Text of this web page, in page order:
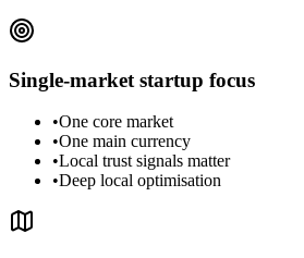
Single-market startup focus
•One core market
•One main currency
•Local trust signals matter
•Deep local optimisation